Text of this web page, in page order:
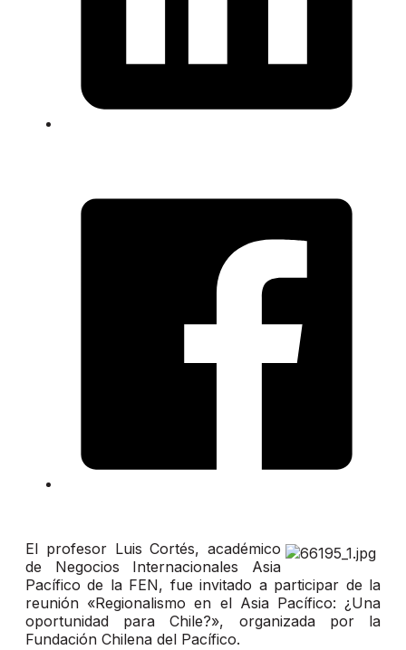
El profesor Luis Cortés, académico
de Negocios Internacionales Asia
Pacífico de la FEN, fue invitado a participar de la
reunión «Regionalismo en el Asia Pacífico: ¿Una
oportunidad para Chile?», organizada por la
Fundación Chilena del Pacífico.